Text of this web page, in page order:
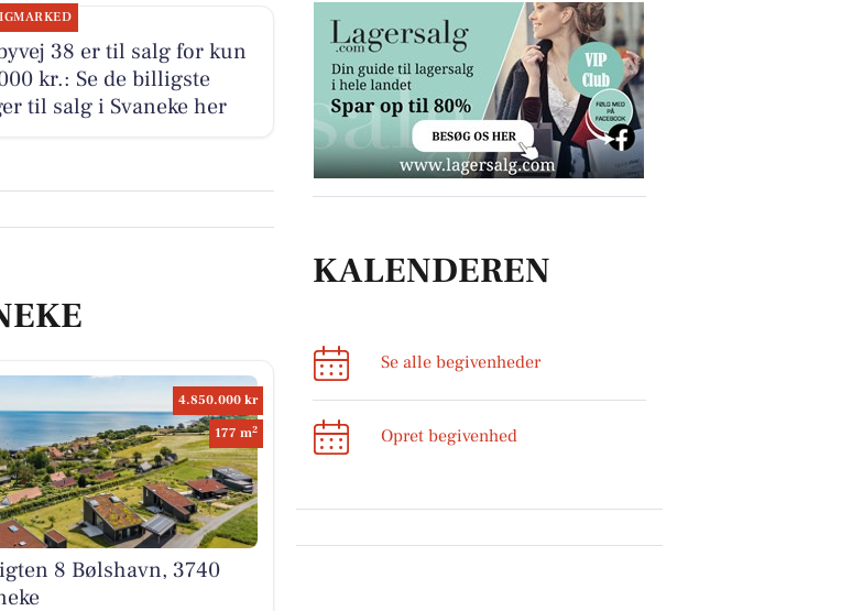
KALENDEREN
Se alle begivenheder
Opret begivenhed
38 er til salg for kun
kr.: Se de billigste
til salg i Svaneke her
4.850.000 kr
177 m2
8 Bølshavn, 3740